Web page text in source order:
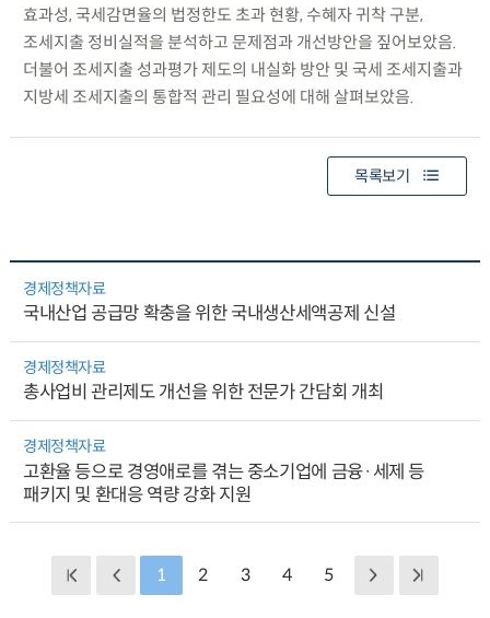
효과성, 국세감면율의 법정한도 초과 현황, 수혜자 귀착 구분,
조세지출 정비실적을 분석하고 문제점과 개선방안을 짚어보았음.
더불어 조세지출 성과평가 제도의 내실화 방안 및 국세 조세지출과
지방세 조세지출의 통합적 관리 필요성에 대해 살펴보았음.
목록보기
경제정책자료
국내산업 공급망 확충을 위한 국내생산세액공제 신설
경제정책자료
총사업비 관리제도 개선을 위한 전문가 간담회 개최
경제정책자료
고환율 등으로 경영애로를 겪는 중소기업에 금융·세제 등
패키지 및 환대응 역량 강화 지원
1 2 3 4 5